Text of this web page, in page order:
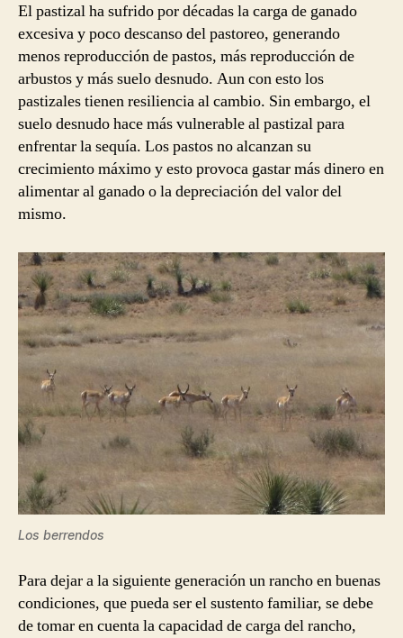
El pastizal ha sufrido por décadas la carga de ganado
excesiva y poco descanso del pastoreo, generando
menos reproducción de pastos, más reproducción de
arbustos y más suelo desnudo. Aun con esto los
pastizales tienen resiliencia al cambio. Sin embargo, el
suelo desnudo hace más vulnerable al pastizal para
enfrentar la sequía. Los pastos no alcanzan su
crecimiento máximo y esto provoca gastar más dinero en
alimentar al ganado o la depreciación del valor del
mismo.
Los berrendos
Para dejar a la siguiente generación un rancho en buenas
condiciones, que pueda ser el sustento familiar, se debe
de tomar en cuenta la capacidad de carga del rancho,